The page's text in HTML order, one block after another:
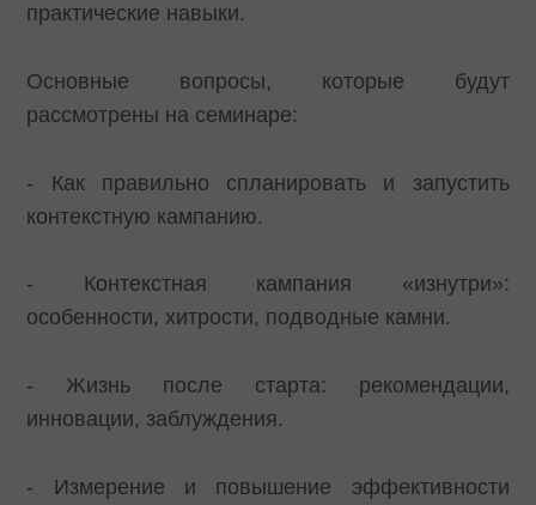
практические навыки.
Основные вопросы, которые будут
рассмотрены на семинаре:
- Как правильно спланировать и запустить
контекстную кампанию.
- Контекстная кампания «изнутри»:
особенности, хитрости, подводные камни.
- Жизнь после старта: рекомендации,
инновации, заблуждения.
- Измерение и повышение эффективности